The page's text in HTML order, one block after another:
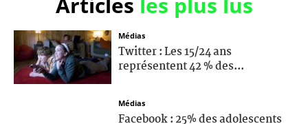
Médias
Twitter : Les 15/24 ans
représentent 42 % des...
Médias
Facebook : 25% des adolescents